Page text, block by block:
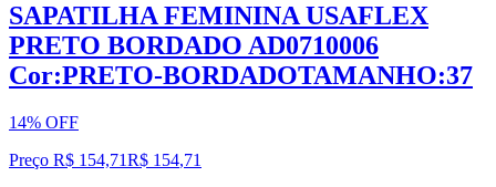
SAPATILHA FEMININA USAFLEX
PRETO BORDADO AD0710006
Cor:PRETO-BORDADOTAMANHO:37
14% OFF
Preço R$ 154,71R$ 154,71